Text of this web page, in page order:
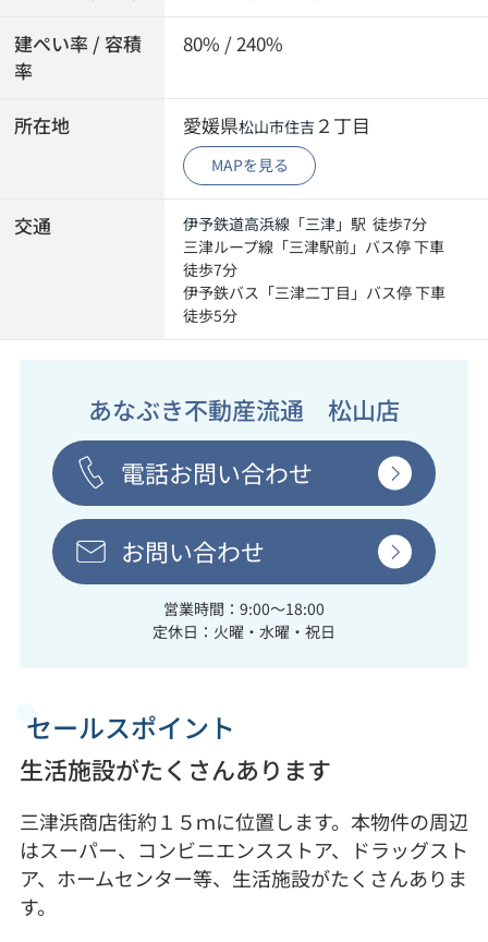
建ぺい率 / 容積
率
80% / 240%
所在地 愛媛県松山市住吉 ２丁目
MAPを見る
交通 伊予鉄道高浜線 「三津」駅 徒歩7分
三津ループ線「三津駅前」バス停 下車
徒歩7分
伊予鉄バス「三津二丁目」バス停 下車
徒歩5分
あなぶき不動産流通 松山店
電話お問い合わせ
お問い合わせ
営業時間：9:00～18:00
定休日：火曜・水曜・祝日
セールスポイント
生活施設がたくさんあります
三津浜商店街約１５ｍに位置します。本物件の周辺
はスーパー、コンビニエンスストア、ドラッグスト
ア、ホームセンター等、生活施設がたくさんありま
す。